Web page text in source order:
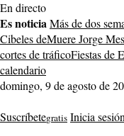
Saltar
al
contenido
En directo
Es noticiaMás de dos
Cibeles deMuere Jorge
cortes de tráficoFiestas de
calendario
domingo, 9 de agosto de
Suscríbetegratis Inicia sesión